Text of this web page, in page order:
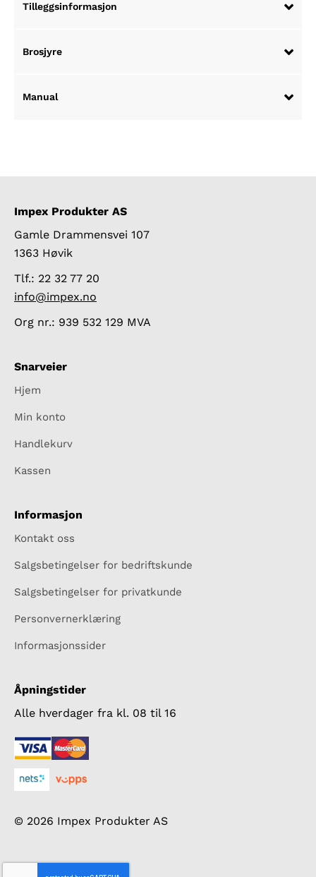
Tilleggsinformasjon
Brosjyre
Manual
Impex Produkter AS
Gamle Drammensvei 107
1363 Høvik
Tlf.: 22 32 77 20
info@impex.no
Org nr.: 939 532 129 MVA
Snarveier
Hjem
Min konto
Handlekurv
Kassen
Informasjon
Kontakt oss
Salgsbetingelser for bedriftskunde
Salgsbetingelser for privatkunde
Personvernerklæring
Informasjonssider
Åpningstider
Alle hverdager fra kl. 08 til 16
© 2026 Impex Produkter AS